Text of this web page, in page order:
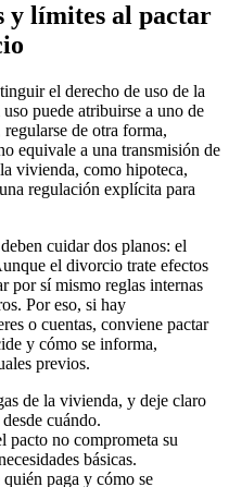
y límites al pactar
el derecho de uso de la
puede atribuirse a uno de
de otra forma,
equivale a una transmisión de
vivienda, como hipoteca,
regulación explícita para
cuidar dos planos: el
el divorcio trate efectos
por sí mismo reglas internas
Por eso, si hay
o cuentas, conviene pactar
y cómo se informa,
previos.
de la vivienda, y deje claro
cuándo.
pacto no comprometa su
básicas.
paga y cómo se